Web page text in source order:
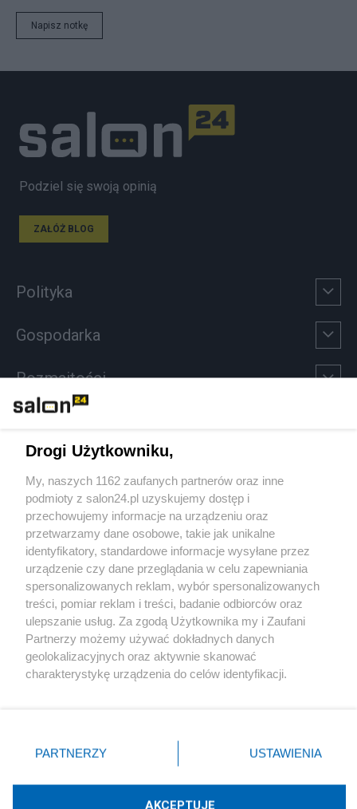
Napisz notkę
Podziel się swoją opinią
ZAŁÓŻ BLOG
Polityka
Gospodarka
Rozmaitości
Sport
Społeczeństwo
Kultura
X Facebook Instagram Youtube
Drogi Użytkowniku,
My, naszych 1162 zaufanych partnerów oraz inne
podmioty z salon24.pl uzyskujemy dostęp i
przechowujemy informacje na urządzeniu oraz
przetwarzamy dane osobowe, takie jak unikalne
identyfikatory, standardowe informacje wysyłane przez
urządzenie czy dane przeglądania w celu zapewniania
spersonalizowanych reklam, wybór spersonalizowanych
treści, pomiar reklam i treści, badanie odbiorców oraz
ulepszanie usług. Za zgodą Użytkownika my i Zaufani
Partnerzy możemy używać dokładnych danych
geolokalizacyjnych oraz aktywnie skanować
charakterystykę urządzenia do celów identyfikacji.
zmienić/wycofać klikając przycisk ustawień prywatności
znajdujący się w lewym dolnym rogu strony
rodzaje przetwarzania danych nie wymagają zgody
użytkownika, ale masz prawo sprzeciwić się takiemu
PARTNERZY USTAWIENIA
AKCEPTUJĘ